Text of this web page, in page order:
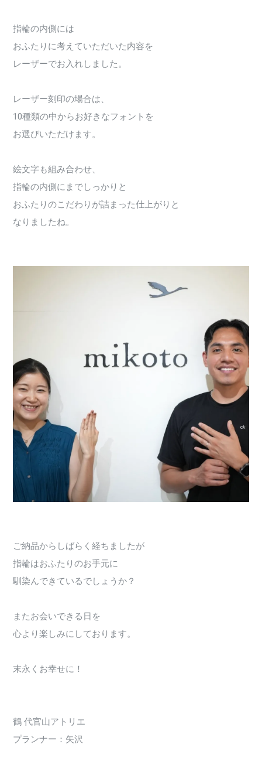
指輪の内側には
おふたりに考えていただいた内容を
レーザーでお入れしました。
レーザー刻印の場合は、
10種類の中からお好きなフォントを
お選びいただけます。
絵文字も組み合わせ、
指輪の内側にまでしっかりと
おふたりのこだわりが詰まった仕上がりと
なりましたね。
ご納品からしばらく経ちましたが
指輪はおふたりのお手元に
馴染んできているでしょうか？
またお会いできる日を
心より楽しみにしております。
末永くお幸せに！
鶴 代官山アトリエ
プランナー：矢沢